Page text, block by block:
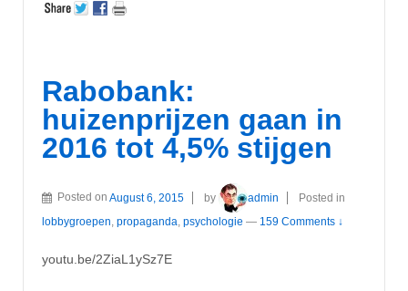
Rabobank:
huizenprijzen gaan in
2016 tot 4,5% stijgen
Posted on August 6, 2015 by admin
Posted in
lobbygroepen, propaganda, psychologie — 159 Comments ↓
youtu.be/2ZiaL1ySz7E